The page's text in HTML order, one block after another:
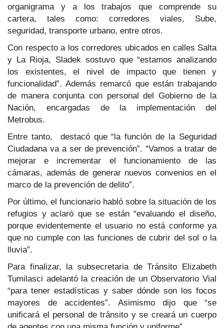
organigrama y a los trabajos que comprende su
cartera, tales como: corredores viales, Sube,
seguridad, transporte urbano, entre otros.
Con respecto a los corredores ubicados en calles Salta
y La Rioja, Sladek sostuvo que “estamos analizando
los existentes, el nivel de impacto que tienen y
funcionalidad”. Además remarcó que están trabajando
de manera conjunta con personal del Gobierno de la
Nación, encargadas de la implementación del
Metrobus.
Entre tanto, destacó que “la función de la Seguridad
Ciudadana va a ser de prevención”. “Vamos a tratar de
mejorar e incrementar el funcionamiento de las
cámaras, además de generar nuevos convenios en el
marco de la prevención de delito”.
Por último, el funcionario habló sobre la situación de los
refugios y aclaró que se están “evaluando el diseño,
porque evidentemente el usuario no está conforme ya
que no cumple con las funciones de cubrir del sol o la
lluvia”.
Para finalizar, la subsecretaria de Tránsito Elizabeth
Tumilasci adelantó la creación de un Observatorio Vial
“para tener estadísticas y saber dónde son los focos
mayores de accidentes”. Asimismo dijo que “se
unificará el personal de tránsito y se creará un cuerpo